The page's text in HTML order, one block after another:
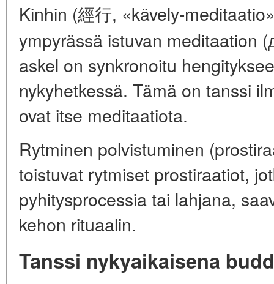
Kinhin (經行, «kävely-
ympyrässä istuvan meditaation
askel on synkronoitu
nykyhetkessä. Tämä on tanssi
ovat itse meditaatiota.
Rytminen polvistuminen
toistuvat rytmiset prostiraatiot,
pyhitysprocessia tai lahjana,
kehon rituaalin.
Tanssi nykyaikaisena